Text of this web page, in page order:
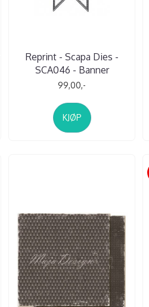
Reprint - Scapa Dies -
SCA046 - Banner
99,00,-
KJØP